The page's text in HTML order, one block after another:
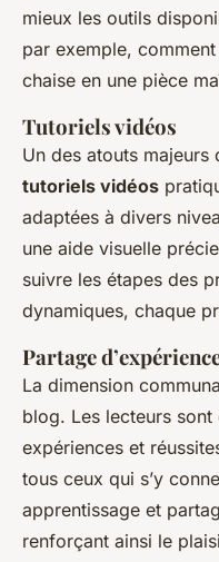
mieux les outils
par exemple,
chaise en une pièce
Tutoriels vidéos
Un des atouts
tutoriels vidéos
adaptées à divers
une aide visuelle
suivre les étapes des
dynamiques, chaque
Partage
La dimension
blog. Les lecteurs
expériences et
tous ceux qui s’y
apprentissage et
renforçant ainsi le